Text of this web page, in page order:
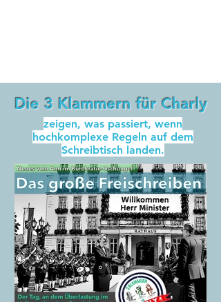
Die 3 Klammern für Charly
zeigen, was passiert, wenn
hochkomplexe Regeln auf dem
Schreibtisch landen.